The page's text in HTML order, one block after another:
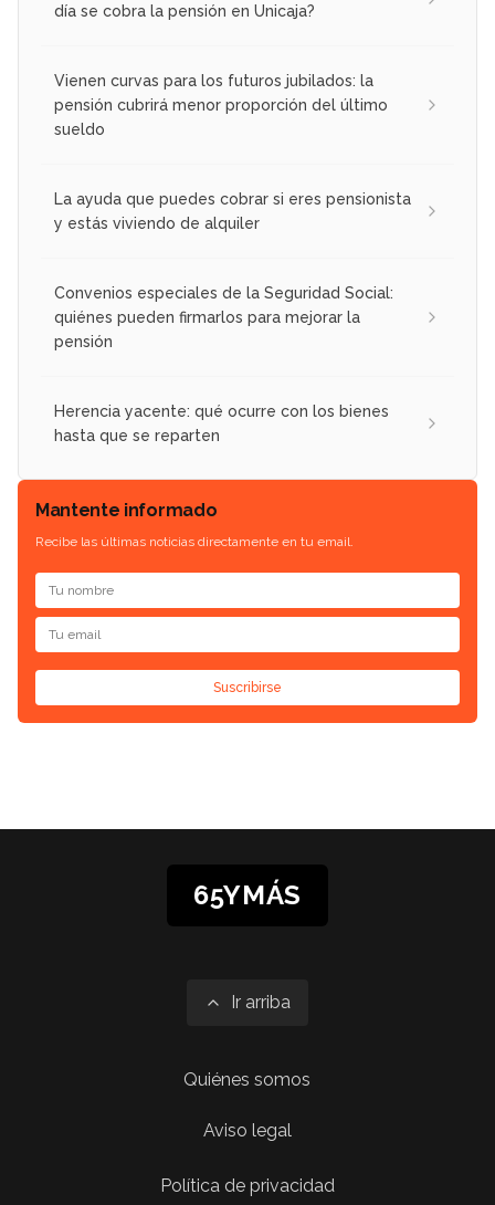
día se cobra la pensión en Unicaja?
Vienen curvas para los futuros jubilados: la
pensión cubrirá menor proporción del último
sueldo
La ayuda que puedes cobrar si eres pensionista
y estás viviendo de alquiler
Convenios especiales de la Seguridad Social:
quiénes pueden firmarlos para mejorar la
pensión
Herencia yacente: qué ocurre con los bienes
hasta que se reparten
Mantente informado
Recibe las últimas noticias directamente en tu email.
Suscribirse
65YMÁS
Ir arriba
Quiénes somos
Aviso legal
Política de privacidad